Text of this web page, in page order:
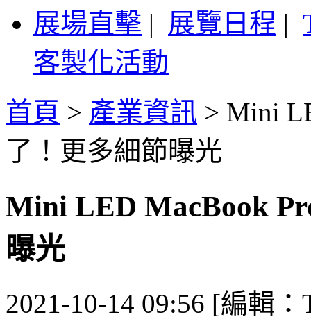
展場直擊 | 展覽日程 |
客製化活動
首頁 > 產業資訊 > Mini
了！更多細節曝光
Mini LED MacBook
曝光
2021-10-14 09:56 [編輯